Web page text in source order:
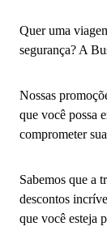
Quer uma
segurança? A
Nossas
que você possa
comprometer
Sabemos que a
descontos
que você esteja